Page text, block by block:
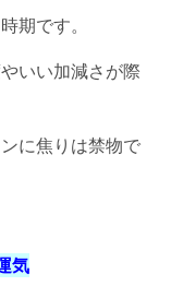
期です。
いい加減さが際
に焦りは禁物で
気